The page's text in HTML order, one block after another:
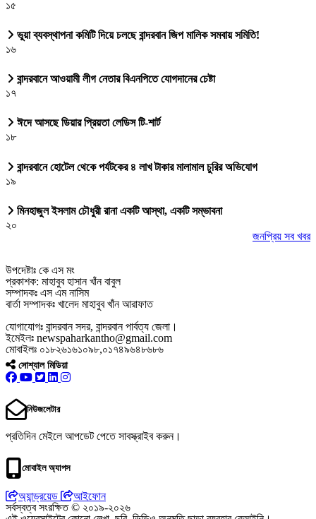
১৫
ভুয়া ব্যবস্থাপনা কমিটি দিয়ে চলছে বান্দরবান জিপ মালিক সমবায় সমিতি!
১৬
বান্দরবানে আওয়ামী লীগ নেতার বিএনপিতে যোগদানের চেষ্টা
১৭
ঈদে আসছে ডিয়ার প্রিয়তা লেডিস টি-শার্ট
১৮
বান্দরবানে হোটেল থেকে পর্যটকের ৪ লাখ টাকার মালামাল চুরির অভিযোগ
১৯
মিনহাজুল ইসলাম চৌধুরী রানা একটি আস্থা, একটি সম্ভাবনা
২০
জনপ্রিয় সব খবর
উপদেষ্টাঃ কে এস মং
প্রকাশক: মাহাবুব হাসান খাঁন বাবুল
সম্পাদকঃ এস এম নাসিম
বার্তা সম্পাদকঃ খালেদ মাহাবুব খাঁন আরাফাত
যোগাযোগঃ বান্দরবান সদর, বান্দরবান পার্বত্য জেলা।
ইমেইলঃ newspaharkantho@gmail.com
মোবাইলঃ ০১৮২৬১৬১০৯৮,০১৭৪৯৬৪৮৬৮৬
সোশ্যাল মিডিয়া
নিউজলেটার
প্রতিদিন মেইলে আপডেট পেতে সাবস্ক্রাইব করুন।
মোবাইল অ্যাপস
অ্যান্ড্রয়েড
আইফোন
সর্বস্বত্ব সংরক্ষিত © ২০১৯-২০২৬